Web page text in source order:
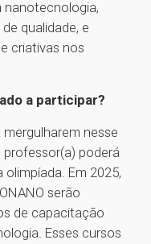
nanotecnologia,
qualidade, e
criativas nos
a participar?
nesse
poderá
olimpíada. Em 2025,
serão
de capacitação
Esses cursos